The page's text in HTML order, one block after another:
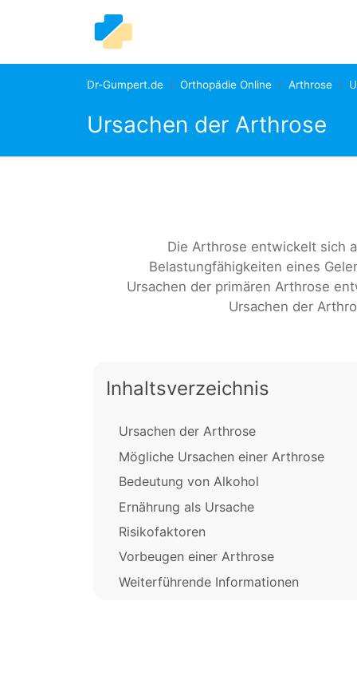
Dr-Gumpert.de Orthopädie Online Arthrose
Ursachen der Arthrose
Die Arthrose entwickelt sich
Belastungfähigkeiten eines
Ursachen der primären Arthrose
Ursachen der
Inhaltsverzeichnis
Ursachen der Arthrose
Mögliche Ursachen einer Arthrose
Bedeutung von Alkohol
Ernährung als Ursache
Risikofaktoren
Vorbeugen einer Arthrose
Weiterführende Informationen